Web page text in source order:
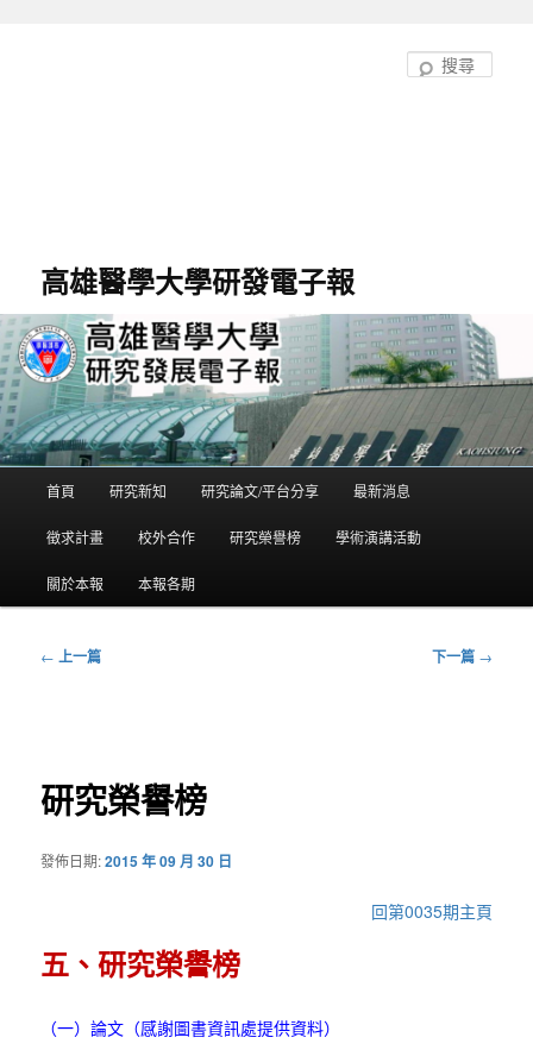
高雄醫學大學研發電子報
單
首頁 研究新知 研究論文/平台分享 最新消息
徵求計畫 校外合作 研究榮譽榜 學術演講活動
關於本報 本報各期
← 上一篇 下一篇 →
研究榮譽榜
發佈日期:2015 年 09 月 30 日
回第0035期主頁
五、研究榮譽榜
（一）論文（感謝圖書資訊處提供資料）